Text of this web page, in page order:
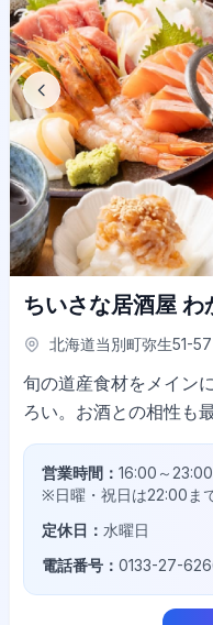
ちいさな居酒屋 わ
北海道当別町弥生51-
旬の道産食材をメイン
ろい。お酒との相性も
営業時間： 16:00～23:00
※日曜・祝日は22:00ま
定休日： 水曜日
電話番号： 0133-27-